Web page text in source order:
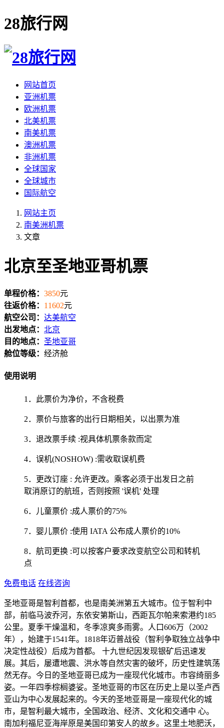
28旅行网
网站首页
亚洲机票
欧洲机票
北美机票
南美机票
澳洲机票
非洲机票
全球国家
全球城市
国际航空
网站主页
南美洲机票
文章
北京至圣地亚哥机票
单程价格： 3850元
往返价格： 11602元
航空公司： 达美航空
出发地点： 北京
目的地点： 圣地亚哥
舱位等级： 经济舱
使用说明
1．此票价为净价，不含税费
2．票价与旅客的出行日期相关，以出票为准
3．退改票手续 :视具体机票条款而定
4．误机(NOSHOW) :需收取误机费
5．更改订座 : 允许更改。乘客必须于出发日之前
取消原订的航班，否则按照 '误机' 处理
6．儿童票价 :成人票价的75%
7．婴儿票价 :使用 IATA 公布成人票价的10%
8．航司更换 :可以按客户要求改变航空公司和转机
点
免费电话 在线咨询
圣地亚哥是智利首都，也是南美洲第五大城市。位于智利中
部，前临马波乔河，东依安第斯山，西距瓦尔帕来索港约185
公里。夏季干燥温和，冬季凉爽多雨雾。人口606万（2002
年），始建于1541年。1818年迈普战役（智利争取独立战争中
决定性战役）后成为首都。 十九世纪因发现银矿后迅速发
展。其后，屡遭地震、洪水等自然灾害的破坏，历史性建筑荡
然无存。今日的圣地亚哥已成为一座现代化城市。市容绮丽多
姿。一年四季棕榈婆娑。圣地亚哥的市区在历史上是以圣卢西
亚山为中心发展起来的。今天的圣地亚哥是一座现代化的城
市，是智利最大城市，全国政治、经济、文化和交通中 心。
南加利福尼亚海岸原是美国印第安人的故乡。这里土地肥沃，